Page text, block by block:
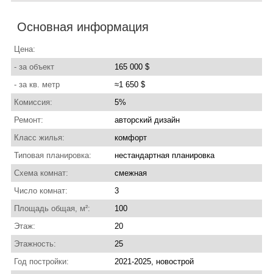
Основная информация
Цена:
- за объект
165 000 $
- за кв. метр
≈1 650 $
Комиссия:
5%
Ремонт:
авторский дизайн
Класс жилья:
комфорт
Типовая планировка:
нестандартная планировка
Схема комнат:
смежная
Число комнат:
3
Площадь общая, м²:
100
Этаж:
20
Этажность:
25
Год постройки:
2021-2025, новострой